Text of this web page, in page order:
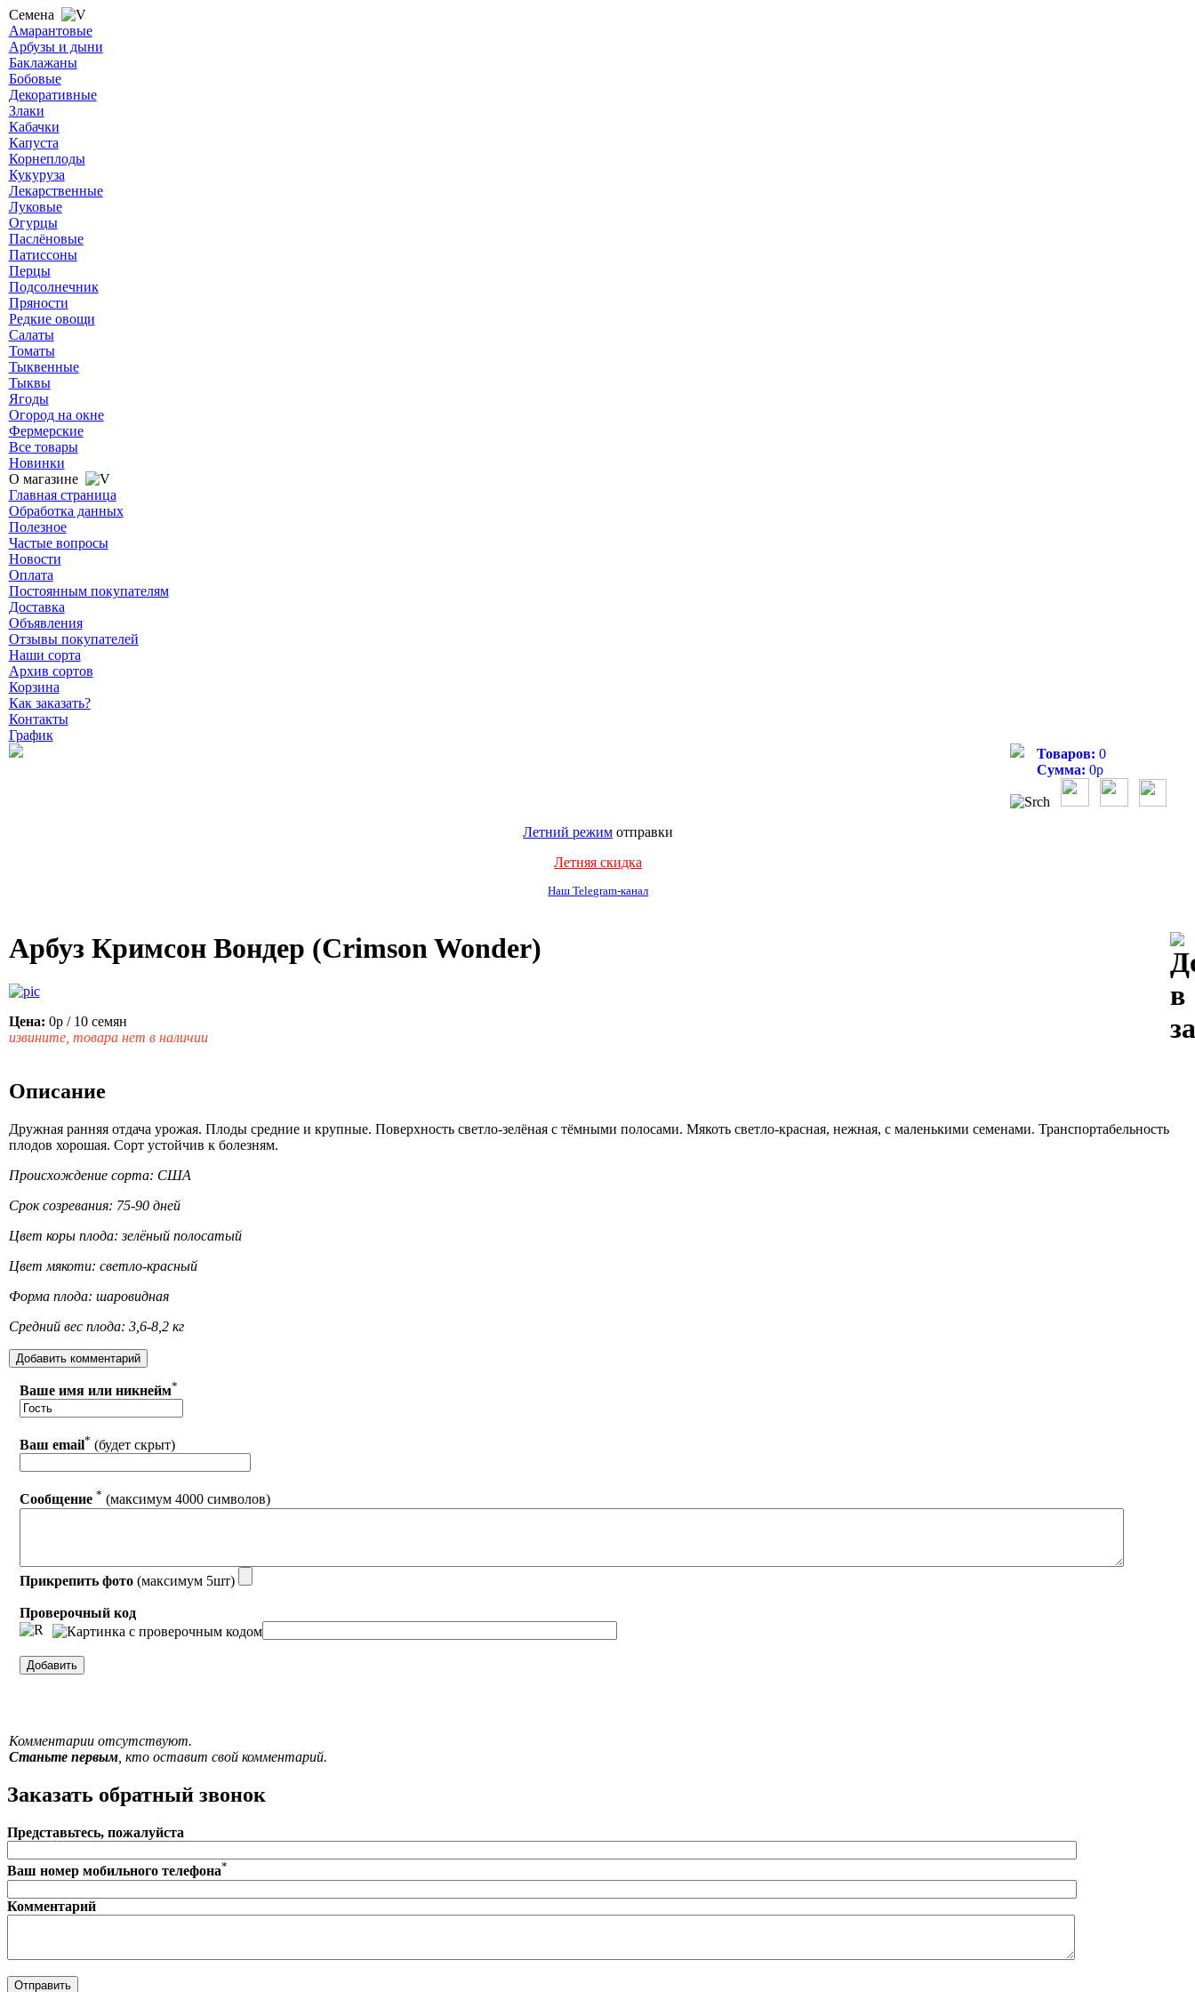
Семена
Амарантовые
Арбузы и дыни
Баклажаны
Бобовые
Декоративные
Злаки
Кабачки
Капуста
Корнеплоды
Кукуруза
Лекарственные
Луковые
Огурцы
Паслёновые
Патиссоны
Перцы
Подсолнечник
Пряности
Редкие овощи
Салаты
Томаты
Тыквенные
Тыквы
Ягоды
Огород на окне
Фермерские
Все товары
Новинки
О магазине
Главная страница
Обработка данных
Полезное
Частые вопросы
Новости
Оплата
Постоянным покупателям
Доставка
Объявления
Отзывы покупателей
Наши сорта
Архив сортов
Корзина
Как заказать?
Контакты
График
Товаров: 0
Сумма: 0р
Летний режим отправки
Летняя скидка
Наш Telegram-канал
Арбуз Кримсон Вондер (Crimson Wonder)
Цена: 0р / 10 семян
извините, товара нет в наличии
Описание
Дружная ранняя отдача урожая. Плоды средние и крупные. Поверхность светло-зелёная с тёмными полосами. Мякоть светло-красная, нежная, с маленькими семенами. Транспортабельность
плодов хорошая. Сорт устойчив к болезням.
Происхождение сорта: США
Срок созревания: 75-90 дней
Цвет коры плода: зелёный полосатый
Цвет мякоти: светло-красный
Форма плода: шаровидная
Средний вес плода: 3,6-8,2 кг
Ваше имя или никнейм*
Ваш email* (будет скрыт)
Сообщение * (максимум 4000 символов)
Прикрепить фото (максимум 5шт)
Проверочный код
Комментарии отсутствуют.
Станьте первым, кто оставит свой комментарий.
Заказать обратный звонок
Представьтесь, пожалуйста
Ваш номер мобильного телефона*
Комментарий